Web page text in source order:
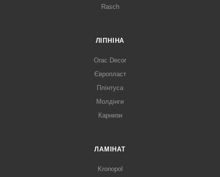
Rasch
ЛІПНІНА
Orac Decor
Європласт
Плінтуса
Молдінги
Карнизи
ЛАМІНАТ
Kronopol